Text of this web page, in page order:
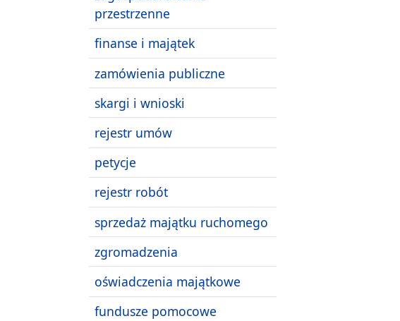
przestrzenne
finanse i majątek
zamówienia publiczne
skargi i wnioski
rejestr umów
petycje
rejestr robót
sprzedaż majątku ruchomego
zgromadzenia
oświadczenia majątkowe
fundusze pomocowe